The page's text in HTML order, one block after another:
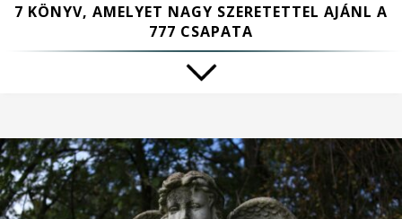
7 KÖNYV, AMELYET NAGY SZERETETTEL AJÁNL A
777 CSAPATA